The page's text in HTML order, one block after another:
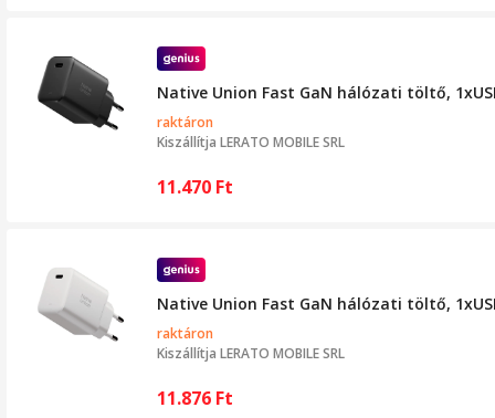
Native Union Fast GaN hálózati töltő,
raktáron
Kiszállítja LERATO MOBILE SRL
11.470 Ft
Native Union Fast GaN hálózati töltő,
raktáron
Kiszállítja LERATO MOBILE SRL
11.876 Ft